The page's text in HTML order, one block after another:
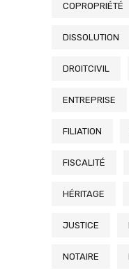
COPROPRIÉTÉ
DISSOLUTION
DROITCIVIL
ENTREPRISE
FILIATION
FISCALITÉ
HÉRITAGE
JUSTICE
NOTAIRE